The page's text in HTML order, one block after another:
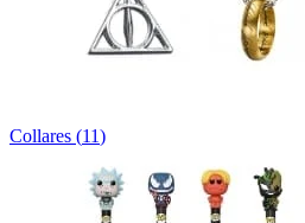
Collares (11)